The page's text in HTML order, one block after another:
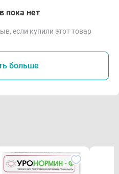
пока нет
если купили этот товар
больше